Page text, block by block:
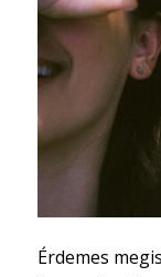
Érdemes